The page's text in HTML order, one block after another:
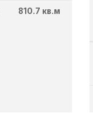
810.7 кв.м